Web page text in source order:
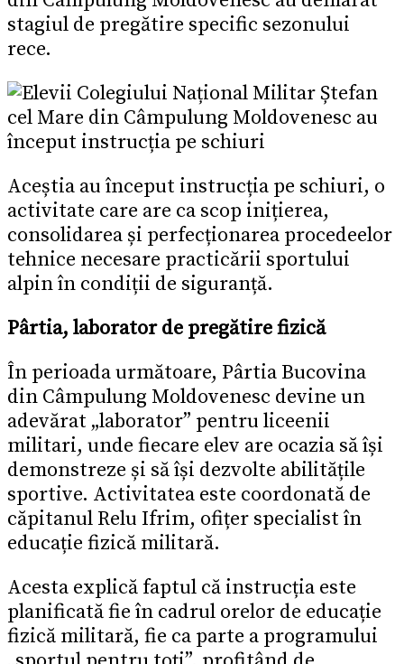
stagiul de pregătire specific sezonului
rece.
Aceștia au început instrucția pe schiuri, o
activitate care are ca scop inițierea,
consolidarea și perfecționarea procedeelor
tehnice necesare practicării sportului
alpin în condiții de siguranță.
Pârtia, laborator de pregătire fizică
În perioada următoare, Pârtia Bucovina
din Câmpulung Moldovenesc devine un
adevărat „laborator” pentru liceenii
militari, unde fiecare elev are ocazia să își
demonstreze și să își dezvolte abilitățile
sportive. Activitatea este coordonată de
căpitanul Relu Ifrim, ofițer specialist în
educație fizică militară.
Acesta explică faptul că instrucția este
planificată fie în cadrul orelor de educație
fizică militară, fie ca parte a programului